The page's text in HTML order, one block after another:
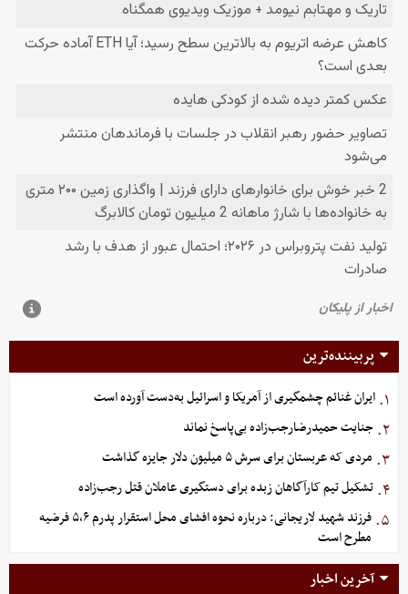
پربیننده‌ترین
۱. ایران غنائم چشمگیری از آمریکا و اسرائیل به‌دست آورده است
۲. جنایت حمیدرضارجب‌زاده بی‌پاسخ نماند
۳. مردی که عربستان برای سرش ۵ میلیون دلار جایزه گذاشت
۴. تشکیل تیم کارآگاهان زبده برای دستگیری عاملان قتل رجب‌زاده
۵.
فرزند شهید لاریجانی: درباره نحوه افشای محل استقرار پدرم ۵،۶ فرضیه
مطرح است
آخرین اخبار